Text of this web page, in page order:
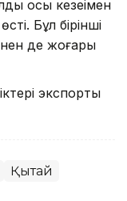
осы кезеңімен
Бұл бірінші
де жоғары
экспорты
Қытай